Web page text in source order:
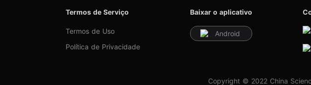
Termos de Serviço
Termos de Uso
Política de Privacidade
Baixar o aplicativo
Android
Copyright © 2022 China